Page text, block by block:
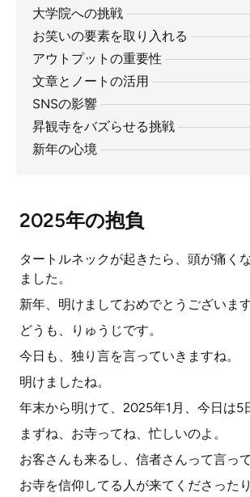
大学院への挑戦
お笑いの要素を取り入れる
アウトプットの重要性
文章とノートの活用
SNSの影響
昇観寺をバズらせる挑戦
新年の心境
2025年の抱負
タートルネックが起きたら、頭が痛く
ました。
新年、明けましておめでとうございます
どうも、りゅうじです。
今日も、独り言を言っていきますね。
明けましたね。
年末から明けて、2025年1月、今日は5
まずね、お寺ってね、忙しいのよ。
お客さんも来るし、信者さんって言っ
お寺を信仰してる人が来てくださったり